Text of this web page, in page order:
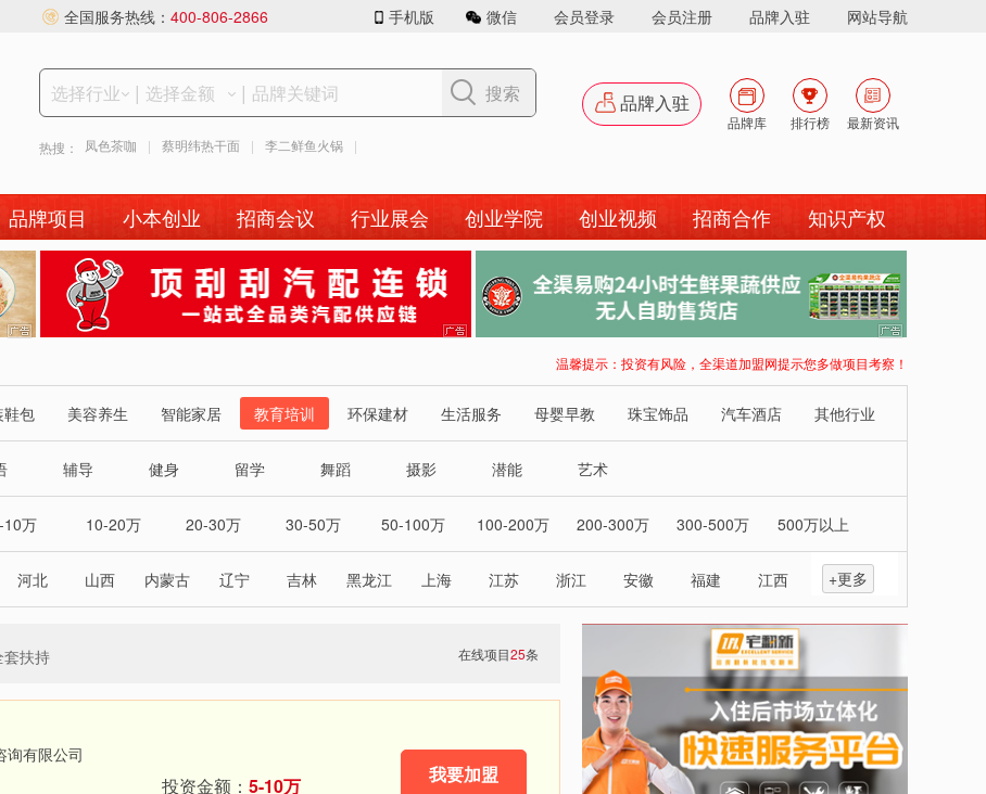
全国服务热线： 400-806-2866 手机版 微信 会员登录 会员注册 品牌入驻 网站导航
| | 搜索
热搜：
凤色茶咖 | 蔡明纬热干面 | 李二鲜鱼火锅 |
品牌入驻
品牌库 排行榜 最新资讯
品牌项目 小本创业 招商会议 行业展会 创业学院 创业视频 招商合作 知识产权
温馨提示：投资有风险，全渠道加盟网提示您多做项目考察！
鞋包 美容养生 智能家居 教育培训 环保建材 生活服务 母婴早教 珠宝饰品 汽车酒店 其他行业
辅导 健身 留学 舞蹈 摄影 潜能
艺术
10万 10-20万 20-30万 30-50万 50-100万 100-200万 200-300万 300-500万 500万以上
+更多
河北 山西 内蒙古 辽宁 吉林 黑龙江 上海 江苏 浙江 安徽 福建 江西
山东
湖南 广东 广西 海南 重庆 四川 贵州 云南 西藏 陕西 甘肃 青海
宁夏
-收缩
扶持 在线项目25条
询有限公司
投资金额： 5-10万 我要加盟